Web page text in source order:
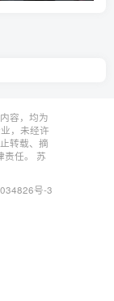
容，均为
，未经许
转载、摘
任。 苏
号-3